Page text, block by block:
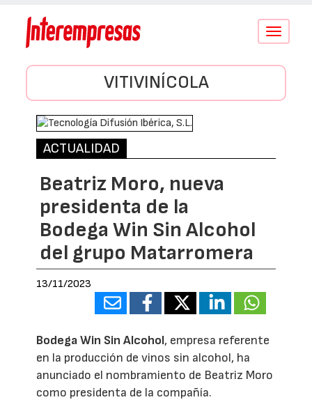
Conmutar
VITIVINÍCOLA
ACTUALIDAD
Beatriz Moro, nueva
presidenta de la
Bodega Win Sin Alcohol
del grupo Matarromera
13/11/2023
Bodega Win Sin Alcohol, empresa referente
en la producción de vinos sin alcohol, ha
anunciado el nombramiento de Beatriz Moro
como presidenta de la compañía.